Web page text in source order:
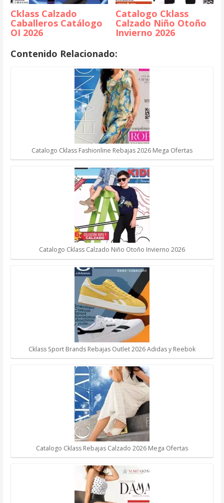
Cklass Calzado
Caballeros Catálogo
OI 2026
Catalogo Cklass
Calzado Niño Otoño
Invierno 2026
Contenido Relacionado:
Catalogo Cklass Fashionline Rebajas 2026 Mega Ofertas
Catalogo Cklass Calzado Niño Otoño Invierno 2026
Cklass Sport Brands Rebajas Outlet 2026 Adidas y Reebok
Catalogo Cklass Rebajas Calzado 2026 Mega Ofertas